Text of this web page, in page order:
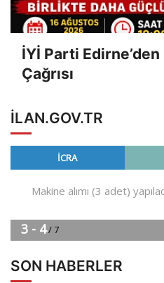
İYİ Parti
Çağrısı
ILAN.GOV.TR
SON HABERLER